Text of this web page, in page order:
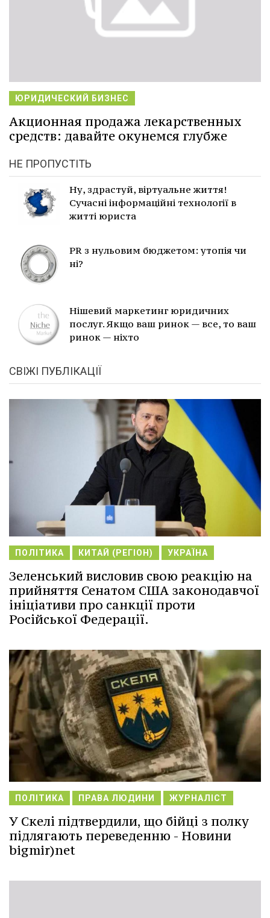
ЮРИДИЧЕСКИЙ БИЗНЕС
Акционная продажа лекарственных
средств: давайте окунемся глубже
НЕ ПРОПУСТІТЬ
Ну, здрастуй, віртуальне життя!
Сучасні інформаційні технології в
житті юриста
PR з нульовим бюджетом: утопія чи
ні?
Нішевий маркетинг юридичних
послуг. Якщо ваш ринок — все, то ваш
ринок — ніхто
СВІЖІ ПУБЛІКАЦІЇ
ПОЛІТИКА КИТАЙ (РЕГІОН) УКРАЇНА
Зеленський висловив свою реакцію на
прийняття Сенатом США законодавчої
ініціативи про санкції проти
Російської Федерації.
ПОЛІТИКА ПРАВА ЛЮДИНИ ЖУРНАЛІСТ
У Скелі підтвердили, що бійці з полку
підлягають переведенню - Новини
bigmir)net